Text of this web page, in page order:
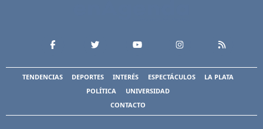
TENDENCIAS DEPORTES INTERÉS ESPECTÁCULOS
LA PLATA
POLÍTICA
UNIVERSIDAD
CONTACTO